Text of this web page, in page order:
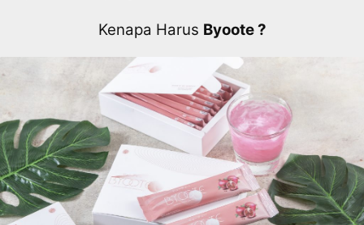
Kenapa Harus Byoote ?​